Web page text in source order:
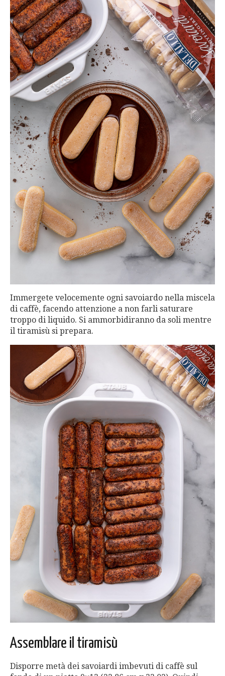
Immergete velocemente ogni savoiardo nella miscela
di caffè, facendo attenzione a non farli saturare
troppo di liquido. Si ammorbidiranno da soli mentre
il tiramisù si prepara.
Assemblare il tiramisù
Disporre metà dei savoiardi imbevuti di caffè sul